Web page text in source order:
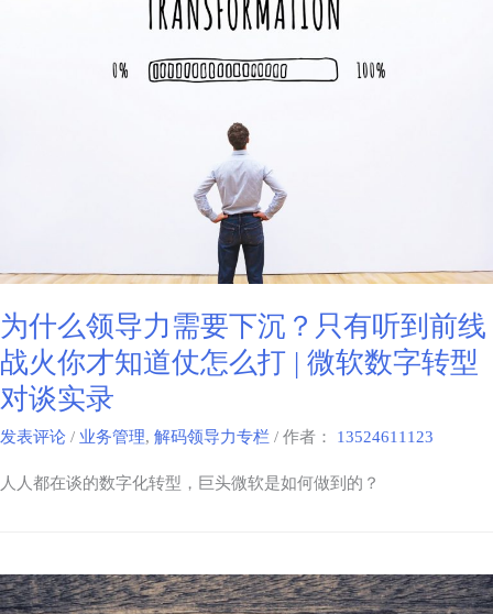
为什么领导力需要下沉？只有听到前线
战火你才知道仗怎么打 | 微软数字转型
对谈实录
发表评论 / 业务管理, 解码领导力专栏 / 作者： 13524611123
人人都在谈的数字化转型，巨头微软是如何做到的？